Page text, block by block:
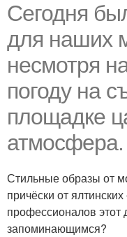
Сегодня
для наших
несмотря
погоду на
площадке
атмосфера.
Стильные образы от
причёски от
профессионалов этот
запоминающимся?